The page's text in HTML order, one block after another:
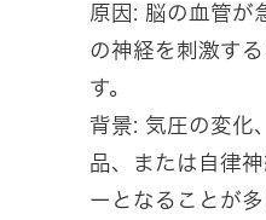
原因: 脳の血管が
の神経を刺激す
す。
背景: 気圧の変化
品、または自律
ーとなることが多